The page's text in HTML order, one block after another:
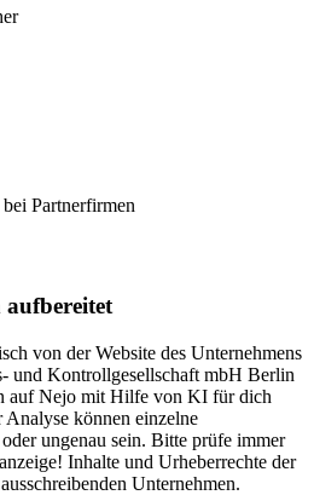
Partnerfirmen
aufbereitet
von der Website des Unternehmens
und Kontrollgesellschaft mbH Berlin
auf Nejo mit Hilfe von KI für dich
können einzelne
ungenau sein. Bitte prüfe immer
Inhalte und Urheberrechte der
Unternehmen.